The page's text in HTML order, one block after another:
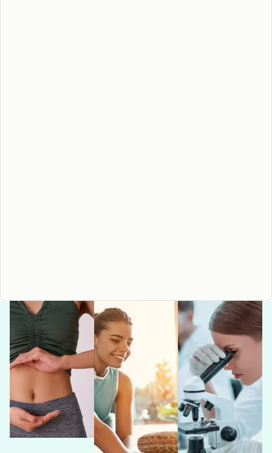
organizmu. Sprawdź, jak wspierać zdrowie na lata.
Dowiedz się więcej